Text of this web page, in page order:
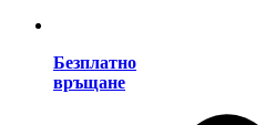
Безплатно
връщане